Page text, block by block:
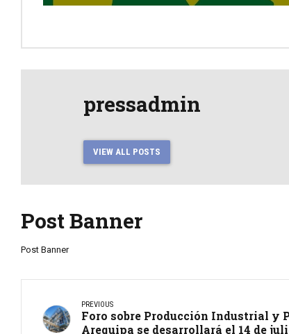
pressadmin
VIEW ALL POSTS
Post Banner
Post Banner
PREVIOUS
Foro sobre Producción Industrial y
Arequipa se desarrollará el 14 de